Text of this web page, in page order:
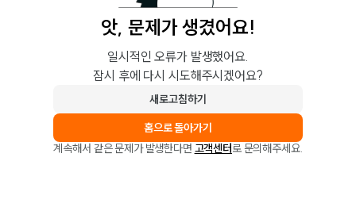
앗, 문제가 생겼어요!
일시적인 오류가 발생했어요.
잠시 후에 다시 시도해주시겠어요?
새로고침하기
홈으로 돌아가기
계속해서 같은 문제가 발생한다면 고객센터로 문의해주세요.